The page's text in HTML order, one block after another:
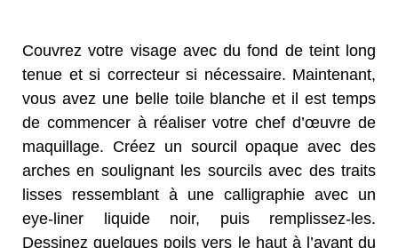
Couvrez votre visage avec du fond de teint long
tenue et si correcteur si nécessaire. Maintenant,
vous avez une belle toile blanche et il est temps
de commencer à réaliser votre chef d’œuvre de
maquillage. Créez un sourcil opaque avec des
arches en soulignant les sourcils avec des traits
lisses ressemblant à une calligraphie avec un
eye-liner liquide noir, puis remplissez-les.
Dessinez quelques poils vers le haut à l’avant du